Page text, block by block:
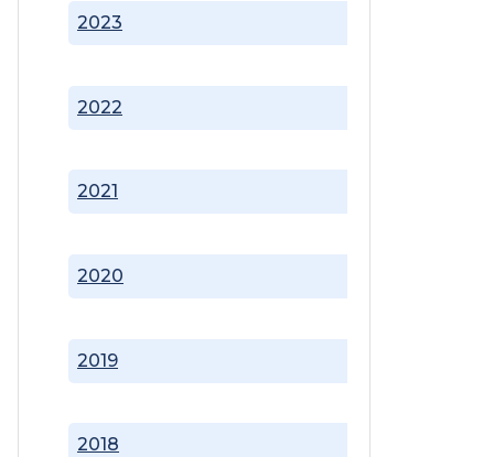
2018
2019
2020
2021
2022
2023